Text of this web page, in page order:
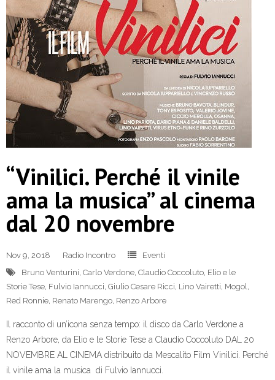
“Vinilici. Perché il vinile
ama la musica” al cinema
dal 20 novembre
Nov 9, 2018 Radio Incontro
Eventi
Bruno Venturini, Carlo Verdone, Claudio Coccoluto, Elio e le
Storie Tese, Fulvio Iannucci, Giulio Cesare Ricci, Lino Vairetti, Mogol,
Red Ronnie, Renato Marengo, Renzo Arbore
Il racconto di un’icona senza tempo: il disco da Carlo Verdone a
Renzo Arbore, da Elio e le Storie Tese a Claudio Coccoluto DAL 20
NOVEMBRE AL CINEMA distribuito da Mescalito Film Vinilici. Perché
il vinile ama la musica di Fulvio Iannucci.